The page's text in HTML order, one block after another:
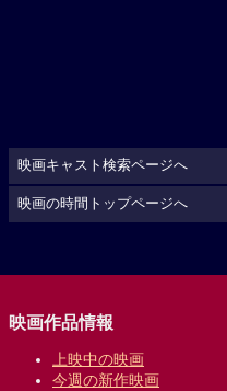
映画キャスト検索ページへ
映画の時間トップページへ
映画作品情報
上映中の映画
今週の新作映画